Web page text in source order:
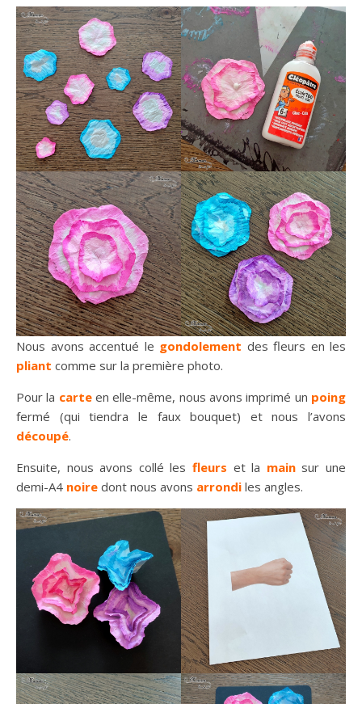
Nous avons accentué le gondolement des fleurs en les
pliant comme sur la première photo.
Pour la carte en elle-même, nous avons imprimé un poing
fermé (qui tiendra le faux bouquet) et nous l’avons
découpé.
Ensuite, nous avons collé les fleurs et la main sur une
demi-A4 noire dont nous avons arrondi les angles.